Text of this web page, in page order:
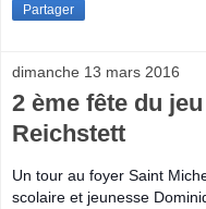
Partager
dimanche 13 mars 2016
2 ème fête du
Reichstett
Un tour au foyer Saint
scolaire et jeunesse